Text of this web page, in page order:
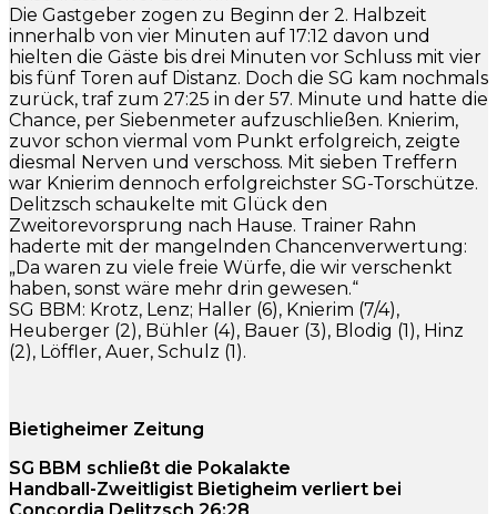
Die Gastgeber zogen zu Beginn der 2. Halbzeit
innerhalb von vier Minuten auf 17:12 davon und
hielten die Gäste bis drei Minuten vor Schluss mit vier
bis fünf Toren auf Distanz. Doch die SG kam nochmals
zurück, traf zum 27:25 in der 57. Minute und hatte die
Chance, per Siebenmeter aufzuschließen. Knierim,
zuvor schon viermal vom Punkt erfolgreich, zeigte
diesmal Nerven und verschoss. Mit sieben Treffern
war Knierim dennoch erfolgreichster SG-Torschütze.
Delitzsch schaukelte mit Glück den
Zweitorevorsprung nach Hause. Trainer Rahn
haderte mit der mangelnden Chancenverwertung:
„Da waren zu viele freie Würfe, die wir verschenkt
haben, sonst wäre mehr drin gewesen.“
SG BBM: Krotz, Lenz; Haller (6), Knierim (7/4),
Heuberger (2), Bühler (4), Bauer (3), Blodig (1), Hinz
(2), Löffler, Auer, Schulz (1).
Bietigheimer Zeitung
SG BBM schließt die Pokalakte
Handball-Zweitligist Bietigheim verliert bei